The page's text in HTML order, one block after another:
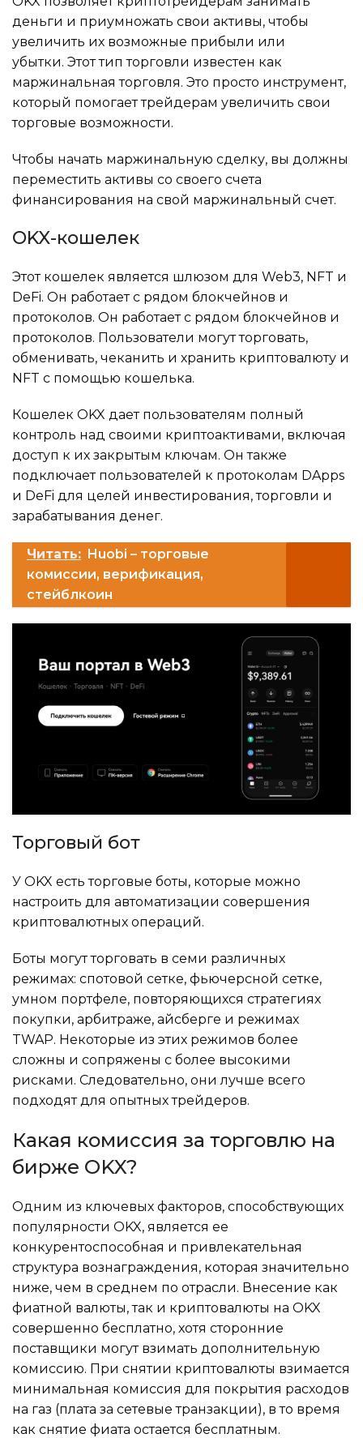
деньги и приумножать свои активы, чтобы
увеличить их возможные прибыли или
убытки. Этот тип торговли известен как
маржинальная торговля. Это просто инструмент,
который помогает трейдерам увеличить свои
торговые возможности.
Чтобы начать маржинальную сделку, вы должны
переместить активы со своего счета
финансирования на свой маржинальный счет.
OKX-кошелек
Этот кошелек является шлюзом для Web3, NFT и
DeFi. Он работает с рядом блокчейнов и
протоколов. Он работает с рядом блокчейнов и
протоколов. Пользователи могут торговать,
обменивать, чеканить и хранить криптовалюту и
NFT с помощью кошелька.
Кошелек OKX дает пользователям полный
контроль над своими криптоактивами, включая
доступ к их закрытым ключам. Он также
подключает пользователей к протоколам DApps
и DeFi для целей инвестирования, торговли и
зарабатывания денег.
Читать: Huobi – торговые
комиссии, верификация,
стейблкоин
Торговый бот
У OKX есть торговые боты, которые можно
настроить для автоматизации совершения
криптовалютных операций.
Боты могут торговать в семи различных
режимах: спотовой сетке, фьючерсной сетке,
умном портфеле, повторяющихся стратегиях
покупки, арбитраже, айсберге и режимах
TWAP. Некоторые из этих режимов более
сложны и сопряжены с более высокими
рисками. Следовательно, они лучше всего
подходят для опытных трейдеров.
Какая комиссия за торговлю на
бирже OKX?
Одним из ключевых факторов, способствующих
популярности OKX, является ее
конкурентоспособная и привлекательная
структура вознаграждения, которая значительно
ниже, чем в среднем по отрасли. Внесение как
фиатной валюты, так и криптовалюты на OKX
совершенно бесплатно, хотя сторонние
поставщики могут взимать дополнительную
комиссию. При снятии криптовалюты взимается
минимальная комиссия для покрытия расходов
на газ (плата за сетевые транзакции), в то время
как снятие фиата остается бесплатным.